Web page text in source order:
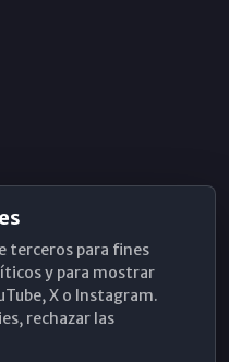
terceros para fines
y para mostrar
X o Instagram.
rechazar las